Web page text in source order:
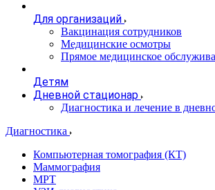
Для организаций
Вакцинация сотрудников
Медицинские осмотры
Прямое медицинское
Детям
Дневной стационар
Диагностика и лечение в
Диагностика
Компьютерная томография (КТ)
Маммография
МРТ